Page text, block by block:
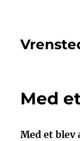
Med
Med et